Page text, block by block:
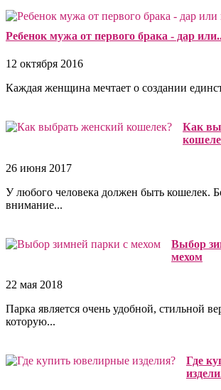
Ребенок мужа от первого брака - дар
12 октября 2016
Каждая женщина мечтает о создании
Как
26 июня 2017
У любого человека должен быть кошелек.
внимание...
Выбор
мехом
22 мая 2018
Парка является очень удобной, стильной
которую...
Где